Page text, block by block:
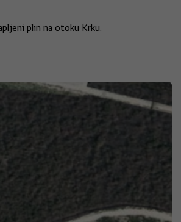
plin na otoku Krku.